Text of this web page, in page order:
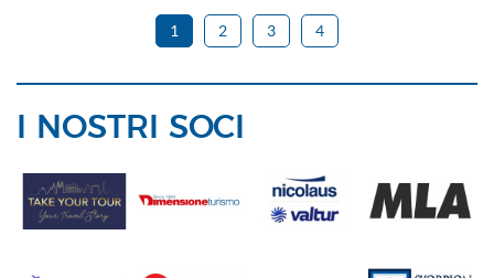
1 2 3 4
I NOSTRI SOCI